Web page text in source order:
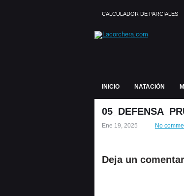
CALCULADOR DE PARCIALES
INICIO NATACIÓN
Ene 19, 2025 No
Deja un